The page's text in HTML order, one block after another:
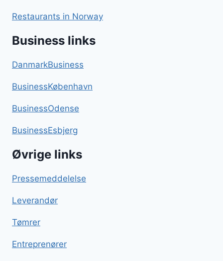
Restaurants in Norway
Business links
DanmarkBusiness
BusinessKøbenhavn
BusinessOdense
BusinessEsbjerg
Øvrige links
Pressemeddelelse
Leverandør
Tømrer
Entreprenører